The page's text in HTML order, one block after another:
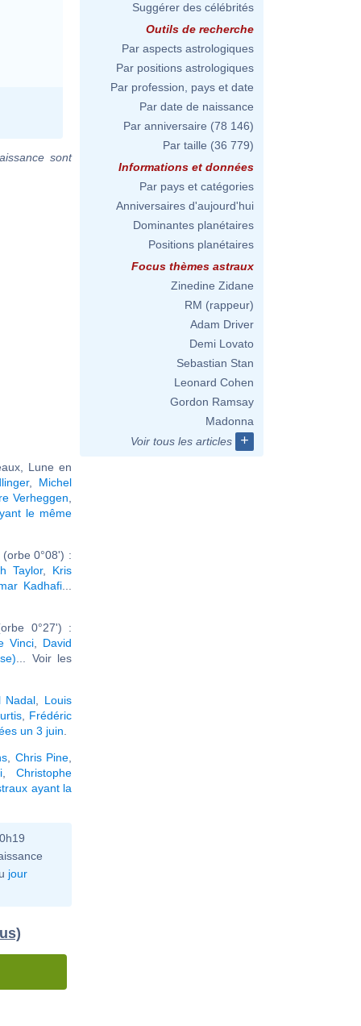
sont
Lune en
, Michel
Verheggen
le même
0°08') :
Taylor, Kris
Kadhafi
0°27') :
Vinci, David
... Voir les
Nadal
Louis
, Frédéric
un 3 juin
Chris Pine
Christophe
ayant la
jour
Suggérer des célébrités
Outils de recherche
Par aspects astrologiques
Par positions astrologiques
Par profession, pays et date
Par date de naissance
Par anniversaire (78 146)
Par taille (36 779)
Informations et données
Par pays et catégories
Anniversaires d'aujourd'hui
Dominantes planétaires
Positions planétaires
Focus thèmes astraux
Zinedine Zidane
RM (rappeur)
Adam Driver
Demi Lovato
Sebastian Stan
Leonard Cohen
Gordon Ramsay
Madonna
Voir tous les articles
+